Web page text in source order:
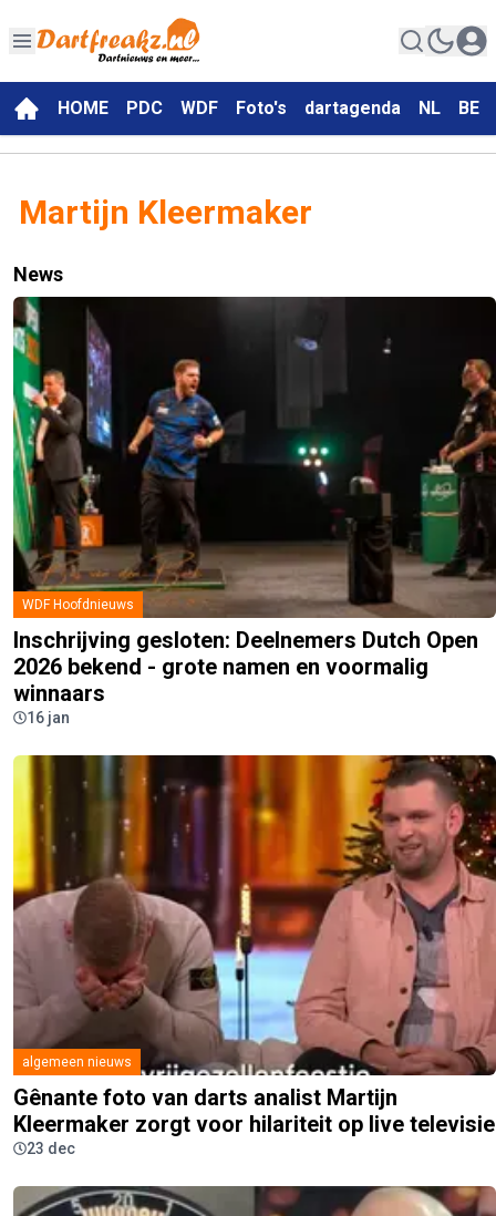
HOME PDC WDF Foto's dartagenda NL BE
Martijn Kleermaker
News
WDF Hoofdnieuws
Inschrijving gesloten: Deelnemers Dutch Open
2026 bekend - grote namen en voormalig
winnaars
16 jan
algemeen nieuws
Gênante foto van darts analist Martijn
Kleermaker zorgt voor hilariteit op live televisie
23 dec